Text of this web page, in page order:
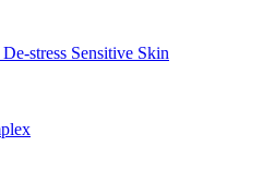
stress Sensitive Skin